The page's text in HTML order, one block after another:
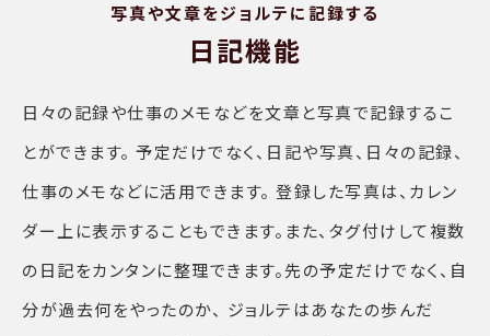
写真や文章をジョルテに記録する
日記機能
日々の記録や仕事のメモなどを文章と写真で記録するこ
とができます。 予定だけでなく、日記や写真、日々の記録、
仕事のメモなどに活用できます。 登録した写真は、カレン
ダー上に表示することもできます。また、タグ付けして複数
の日記をカンタンに整理できます。先の予定だけでなく、自
分が過去何をやったのか、 ジョルテはあなたの歩んだ